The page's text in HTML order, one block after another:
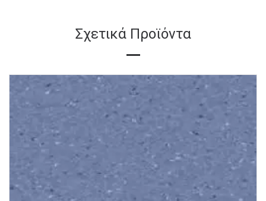
Σχετικά Προϊόντα